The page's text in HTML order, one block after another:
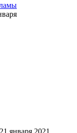
21 января 2021